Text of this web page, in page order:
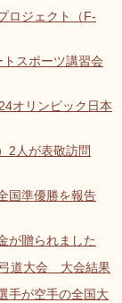
ロジェクト（F-
スポーツ講習会
オリンピック日本
2人が表敬訪問
国準優勝を報告
が贈られました
道大会 大会結果
手が空手の全国大